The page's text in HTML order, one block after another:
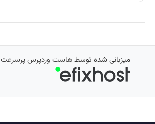
میزبانی شده توسطهاست وردپرس پرسرعت